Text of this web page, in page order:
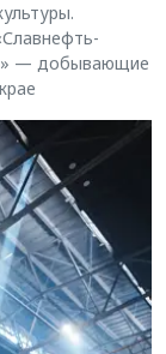
— добывающие